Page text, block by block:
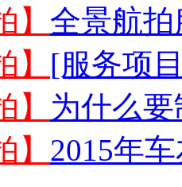
】 全景航
】 [服务项
】 为什么
】 2015年